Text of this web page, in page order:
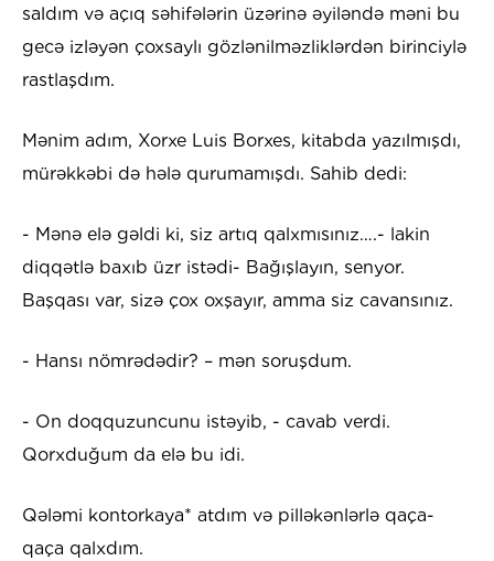
saldım və açıq səhifələrin üzərinə əyiləndə məni bu
gecə izləyən çoxsaylı gözlənilməzliklərdən birinciylə
rastlaşdım.
Mənim adım, Xorxe Luis Borxes, kitabda yazılmışdı,
mürəkkəbi də hələ qurumamışdı. Sahib dedi:
- Mənə elə gəldi ki, siz artıq qalxmısınız….- lakin
diqqətlə baxıb üzr istədi- Bağışlayın, senyor.
Başqası var, sizə çox oxşayır, amma siz cavansınız.
- Hansı nömrədədir? – mən soruşdum.
- On doqquzuncunu istəyib, - cavab verdi.
Qorxduğum da elə bu idi.
Qələmi kontorkaya* atdım və pilləkənlərlə qaça-
qaça qalxdım.